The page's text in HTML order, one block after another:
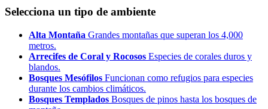
Selecciona un tipo de ambiente
Alta Montaña Grandes montañas que superan los 4,000
metros.
Arrecifes de Coral y Rocosos Especies de corales duros y
blandos.
Bosques Mesófilos Funcionan como refugios para especies
durante los cambios climáticos.
Bosques Templados Bosques de pinos hasta los bosques de